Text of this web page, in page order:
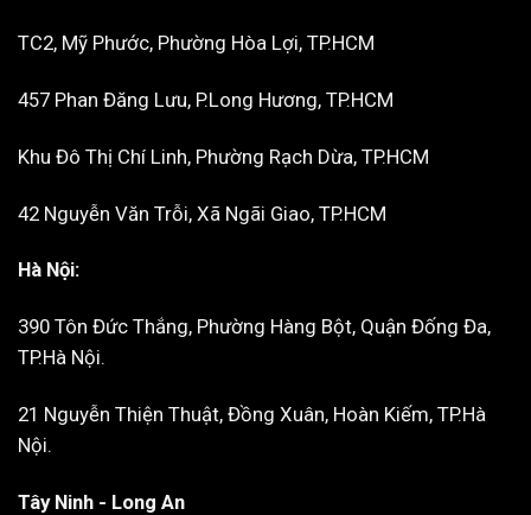
TC2, Mỹ Phước, Phường Hòa Lợi, TP.HCM
457 Phan Đăng Lưu, P.Long Hương, TP.HCM
Khu Đô Thị Chí Linh, Phường Rạch Dừa, TP.HCM
42 Nguyễn Văn Trỗi, Xã Ngãi Giao, TP.HCM
Hà Nội:
390 Tôn Đức Thắng, Phường Hàng Bột, Quận Đống Đa,
TP.Hà Nội.
21 Nguyễn Thiện Thuật, Đồng Xuân, Hoàn Kiếm, TP.Hà
Nội.
Tây Ninh - Long An